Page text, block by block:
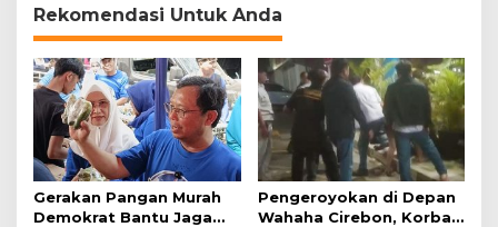
Rekomendasi Untuk Anda
Gerakan Pangan Murah
Demokrat Bantu Jaga
Pengeroyokan di Depan
Wahaha Cirebon, Korban